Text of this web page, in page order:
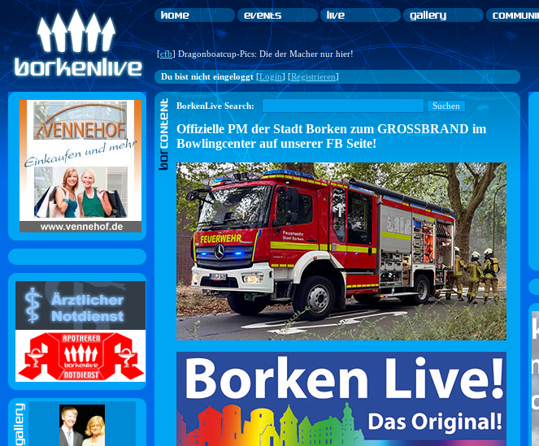
[cfb] Dragonboatcup-Pics: Die der Macher nur hier!
Du bist nicht eingeloggt[Login] [Registrieren]
BorkenLive Search:
Offizielle PM der Stadt Borken zum GROSSBRAND im
Bowlingcenter auf unserer FB Seite!